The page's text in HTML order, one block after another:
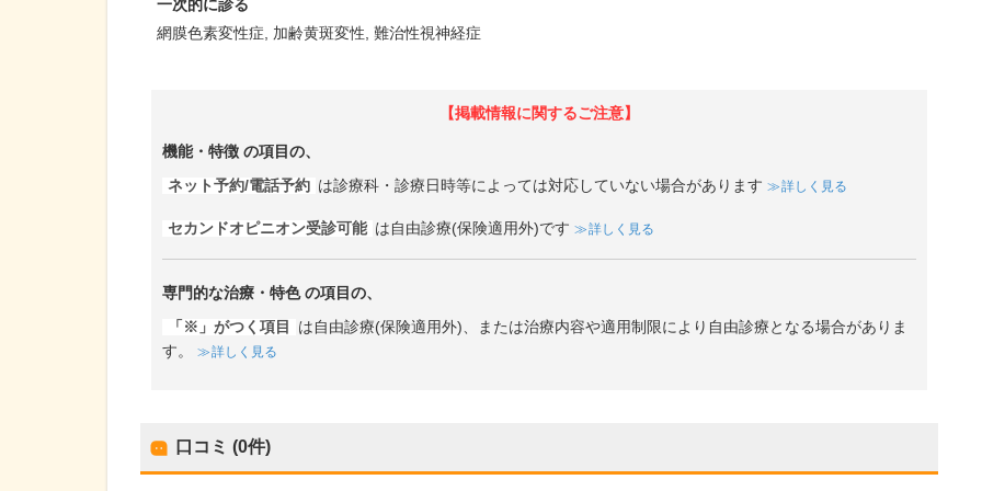
一次的に診る
網膜色素変性症
加齢黄斑変性 難治性視神経症
【掲載情報に関するご注意】
機能・特徴 の項目の、
ネット予約/電話予約 は診療科・診療日時等によっては対応していない場合があります 詳しく見る
セカンドオピニオン受診可能 は自由診療(保険適用外)です 詳しく見る
専門的な治療・特色の項目の、
「※」がつく項目
は自由診療(保険適用外)、または治療内容や適用制限により自由診療となる場合がありま
す。
詳しく見る
口コミ (0件)